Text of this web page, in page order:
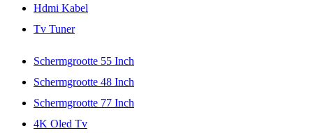
Hdmi Kabel
Tv Tuner
Schermgrootte 55 Inch
Schermgrootte 48 Inch
Schermgrootte 77 Inch
4K Oled Tv